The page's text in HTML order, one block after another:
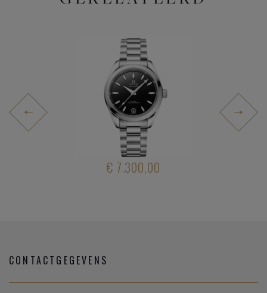
€ 7.300,00
CONTACTGEGEVENS